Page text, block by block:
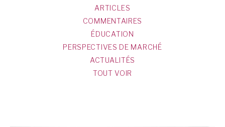
ARTICLES
COMMENTAIRES
ÉDUCATION
PERSPECTIVES DE MARCHÉ
ACTUALITÉS
TOUT VOIR